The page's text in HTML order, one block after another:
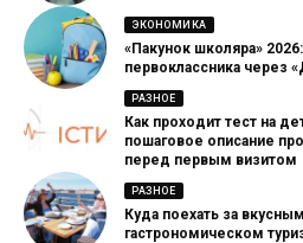
ЭКОНОМИКА
«Пакунок школяра»
первоклассника через
РАЗНОЕ
Как проходит тест на
пошаговое описание
перед первым визитом
РАЗНОЕ
Куда поехать за
гастрономическом